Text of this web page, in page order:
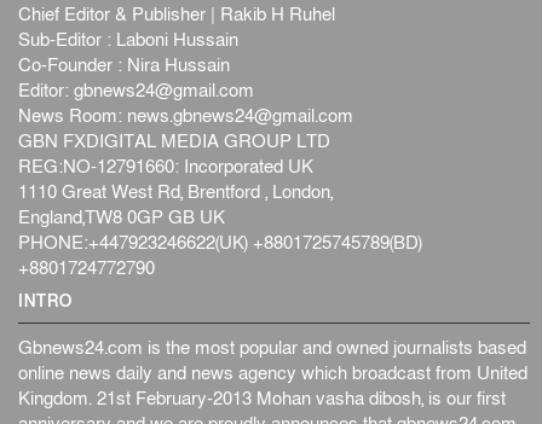
Chief Editor & Publisher | Rakib H Ruhel
Sub-Editor : Laboni Hussain
Co-Founder : Nira Hussain
Editor: gbnews24@gmail.com
News Room: news.gbnews24@gmail.com
GBN FXDIGITAL MEDIA GROUP LTD
REG:NO-12791660: Incorporated UK
1110 Great West Rd, Brentford , London,
England,TW8 0GP GB UK
PHONE:+447923246622(UK) +8801725745789(BD)
+8801724772790
INTRO
Gbnews24.com is the most popular and owned journalists based
online news daily and news agency which broadcast from United
Kingdom. 21st February-2013 Mohan vasha dibosh, is our first